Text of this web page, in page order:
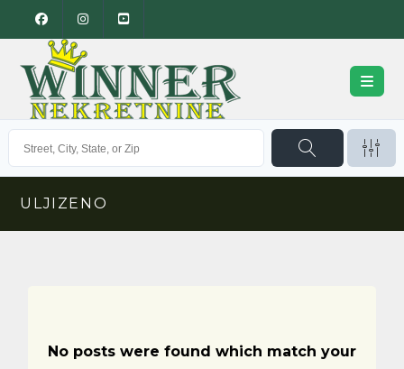
ULJIZENO
No posts were found which match your